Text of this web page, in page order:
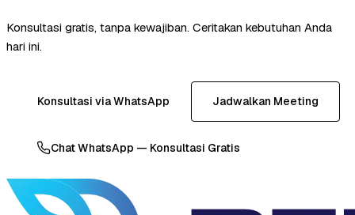
Konsultasi gratis, tanpa kewajiban. Ceritakan kebutuhan Anda
hari ini.
Konsultasi via WhatsApp Jadwalkan Meeting
Chat WhatsApp — Konsultasi Gratis